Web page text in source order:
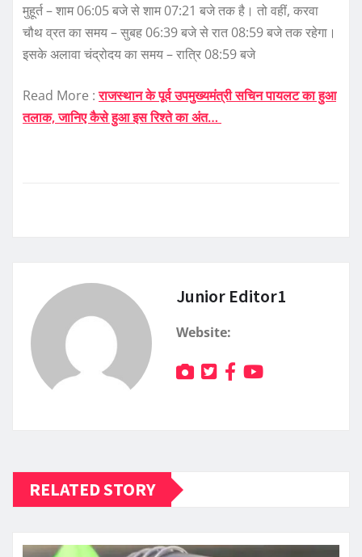
मुहूर्त – शाम 06:05 बजे से शाम 07:21 बजे तक है। तो वहीं, करवा
चौथ व्रत का समय – सुबह 06:39 बजे से रात 08:59 बजे तक रहेगा।
इसके अलावा चंद्रोदय का समय – रात्रि 08:59 बजे
Read More :राजस्थान के पूर्व उपमुख्यमंत्री सचिन पायलट का हुआ
तलाक, जानिए कैसे हुआ इस रिश्ते का अंत…
Junior Editor1
Website:
RELATED STORY